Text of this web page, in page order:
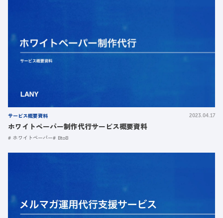
サービス概要資料 2023.04.17
ホワイトペーパー制作代行サービス概要資料
ホワイトペーパー BtoB